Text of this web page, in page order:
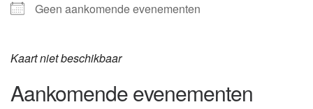
Geen aankomende evenementen
Kaart niet beschikbaar
Aankomende evenementen